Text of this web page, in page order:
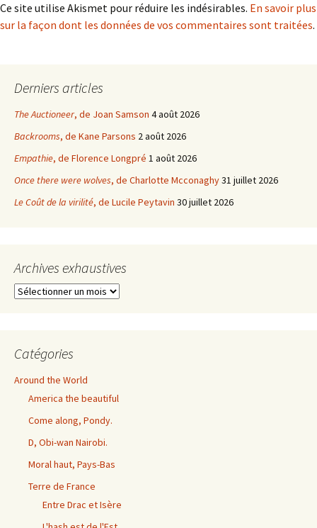
Ce site utilise Akismet pour réduire les indésirables. En savoir plus
sur la façon dont les données de vos commentaires sont traitées.
Derniers articles
The Auctioneer, de Joan Samson 4 août 2026
Backrooms, de Kane Parsons 2 août 2026
Empathie, de Florence Longpré 1 août 2026
Once there were wolves, de Charlotte Mcconaghy31 juillet 2026
Le Coût de la virilité, de Lucile Peytavin 30 juillet 2026
Archives exhaustives
Archives
Catégories
Around the World
America the beautiful
Come along, Pondy.
D, Obi-wan Nairobi.
Moral haut, Pays-Bas
Terre de France
Entre Drac et Isère